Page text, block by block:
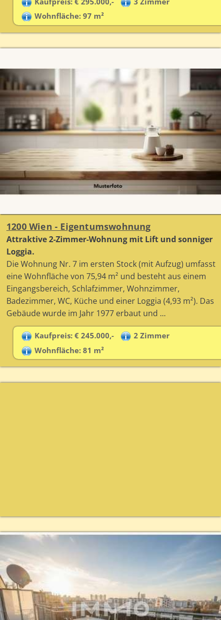
Wohnfläche: 97 m²
1200 Wien - Eigentumswohnung
Attraktive 2-Zimmer-Wohnung mit Lift und sonniger
Loggia.
Die Wohnung Nr. 7 im ersten Stock (mit Aufzug) umfasst
eine Wohnfläche von 75,94 m² und besteht aus einem
Eingangsbereich, Schlafzimmer, Wohnzimmer,
Badezimmer, WC, Küche und einer Loggia (4,93 m²). Das
Gebäude wurde im Jahr 1977 erbaut und ...
Kaufpreis: € 245.000,-
2 Zimmer
Wohnfläche: 81 m²